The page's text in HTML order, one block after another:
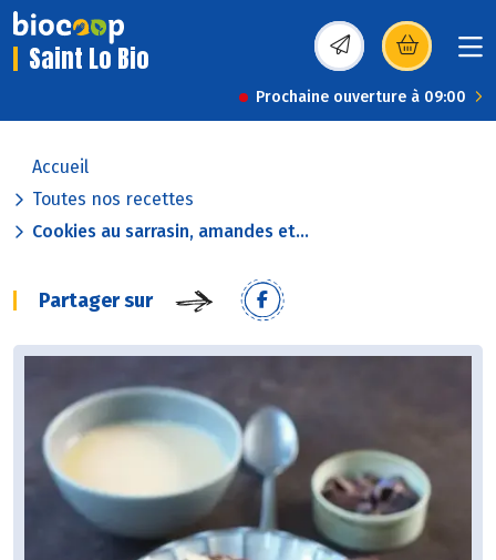
Saint Lo Bio (s’ouvre dans une
Prochaine ouverture à 09:00
Accueil
Toutes nos recettes
Cookies au sarrasin, amandes et...
Partager sur